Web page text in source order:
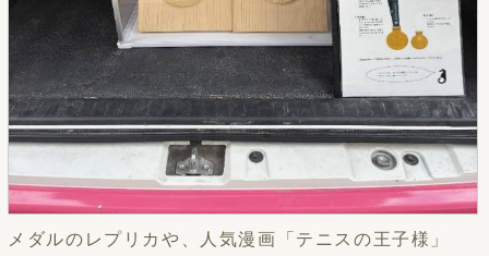
メダルのレプリカや、人気漫画「テニスの王子様」